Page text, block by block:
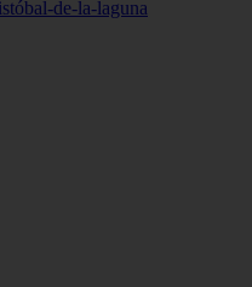
de-la-laguna